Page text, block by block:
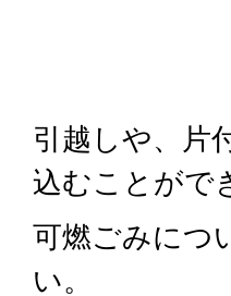
引越しや、片
込むことがで
可燃ごみにつ
い。